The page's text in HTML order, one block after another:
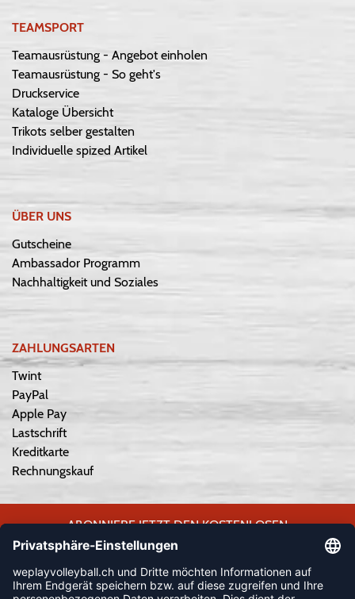
TEAMSPORT
Teamausrüstung - Angebot einholen
Teamausrüstung - So geht's
Druckservice
Kataloge Übersicht
Trikots selber gestalten
Individuelle spized Artikel
ÜBER UNS
Gutscheine
Ambassador Programm
Nachhaltigkeit und Soziales
ZAHLUNGSARTEN
Twint
PayPal
Apple Pay
Lastschrift
Kreditkarte
Rechnungskauf
ABONNIERE JETZT DEN KOSTENLOSEN
WEPLAYVOLLEYBALL-NEWSLETTER UND VERPASSE KEINE
JETZT ANMELDEN